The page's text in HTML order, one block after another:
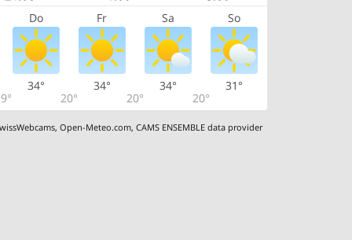
Do Fr Sa So
34°
20°
34°
20°
34°
20°
31°
,Open-Meteo.com,CAMS ENSEMBLE data provider